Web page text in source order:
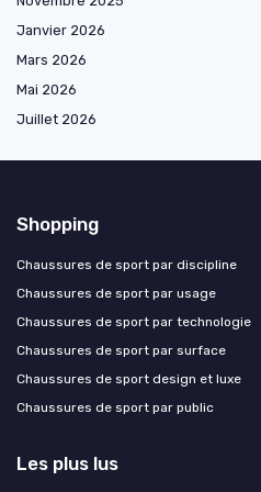
Janvier 2026
Mars 2026
Mai 2026
Juillet 2026
Shopping
Chaussures de sport par discipline
Chaussures de sport par usage
Chaussures de sport par technologie
Chaussures de sport par surface
Chaussures de sport design et luxe
Chaussures de sport par public
Les plus lus